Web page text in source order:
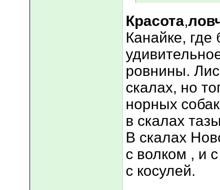
Красота,
Канайке, где
ровнины.
скалах, но
норных
в скалах
В скалах
с волком , и
с косулей.